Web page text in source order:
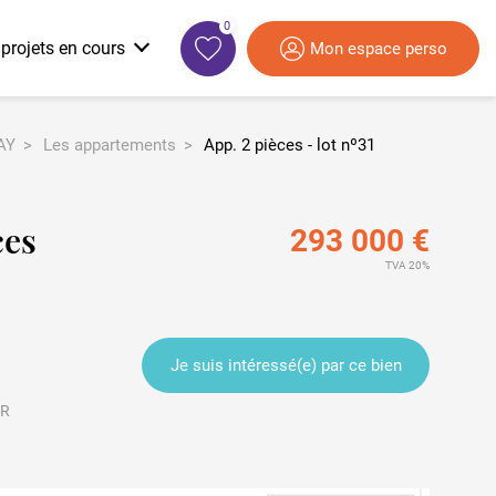
0
Mon espace perso
Le label Mon Logement Santé
Un habitat vecteur de lien social
Les dispositifs de financement
TVA 5,5%
en cours
Région Provence Alpes-Côtes d’Azur
Les appartements App. 2 pièces - lot nº31
293 000 €
TVA 20%
Je suis intéressé(e) par ce bien